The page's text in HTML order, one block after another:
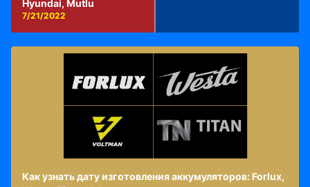
Hyundai, Mutlu
7/21/2022
Как узнать дату изготовления аккумуляторов: Forlux,